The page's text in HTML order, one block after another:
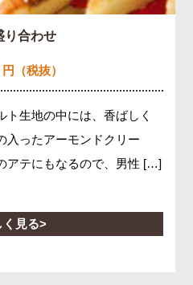
り合わせ
円（税抜）
ト生地の中には、香ばしく
入ったアーモンドクリー
アテにもなるので、男性 […]
く見る